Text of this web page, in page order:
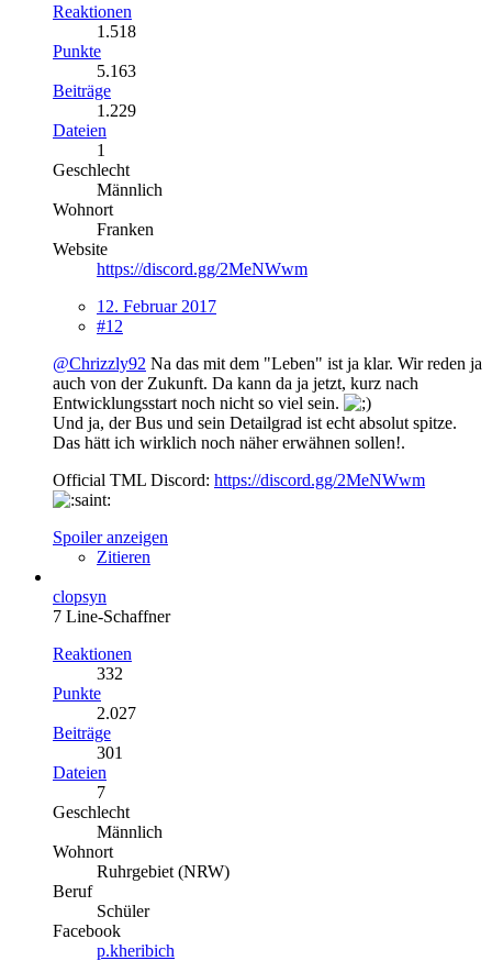
Reaktionen
1.518
Punkte
5.163
Beiträge
1.229
Dateien
1
Geschlecht
Männlich
Wohnort
Franken
Website
https://discord.gg/2MeNWwm
12. Februar 2017
#12
@Chrizzly92 Na das mit dem "Leben" ist ja klar. Wir reden ja
auch von der Zukunft. Da kann da ja jetzt, kurz nach
Entwicklungsstart noch nicht so viel sein.
Und ja, der Bus und sein Detailgrad ist echt absolut spitze.
Das hätt ich wirklich noch näher erwähnen sollen!.
Official TML Discord: https://discord.gg/2MeNWwm
Spoiler anzeigen
Zitieren
clopsyn
7 Line-Schaffner
Reaktionen
332
Punkte
2.027
Beiträge
301
Dateien
7
Geschlecht
Männlich
Wohnort
Ruhrgebiet (NRW)
Beruf
Schüler
Facebook
p.kheribich